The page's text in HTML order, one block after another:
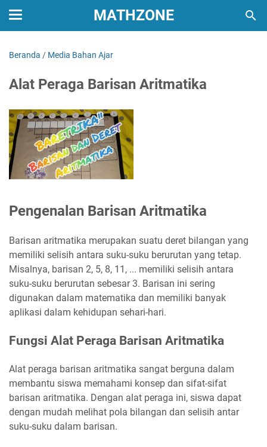
MATHZONE
Beranda / Media Bahan Ajar
Alat Peraga Barisan Aritmatika
Pengenalan Barisan Aritmatika
Barisan aritmatika merupakan suatu deret bilangan yang
memiliki selisih antara suku-suku berurutan yang tetap.
Misalnya, barisan 2, 5, 8, 11, ... memiliki selisih antara
suku-suku berurutan sebesar 3. Barisan ini sering
digunakan dalam matematika dan memiliki banyak
aplikasi dalam kehidupan sehari-hari.
Fungsi Alat Peraga Barisan Aritmatika
Alat peraga barisan aritmatika sangat berguna dalam
membantu siswa memahami konsep dan sifat-sifat
barisan aritmatika. Dengan alat peraga ini, siswa dapat
dengan mudah melihat pola bilangan dan selisih antar
suku-suku dalam barisan.